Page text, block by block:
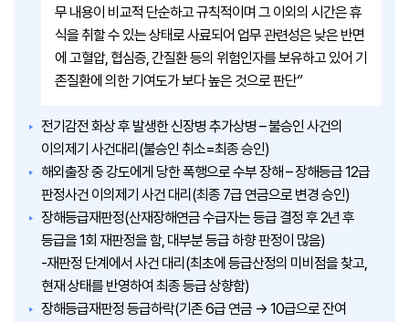
무 내용이 비교적 단순하고 규칙적이며 그 이외의 시간은 휴
식을 취할 수 있는 상태로 사료되어 업무 관련성은 낮은 반면
에 고혈압, 협심증, 간질환 등의 위험인자를 보유하고 있어 기
존질환에 의한 기여도가 보다 높은 것으로 판단”
전기감전 화상 후 발생한 신장병 추가상병 – 불승인 사건의
이의제기 사건대리(불승인 취소=최종 승인)
해외출장 중 강도에게 당한 폭행으로 수부 장해 – 장해등급 12급
판정사건 이의제기 사건 대리(최종 7급 연금으로 변경 승인)
장해등급재판정(산재장해연금 수급자는 등급 결정 후 2년 후
등급을 1회 재판정을 함, 대부분 등급 하향 판정이 많음)
-재판정 단계에서 사건 대리(최초에 등급산정의 미비점을 찾고,
현재 상태를 반영하여 최종 등급 상향함)
장해등급재판정 등급하락(기존 6급 연금 → 10급으로 잔여